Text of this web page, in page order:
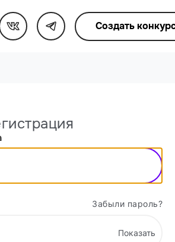
Создать
Забыли пароль?
Показать